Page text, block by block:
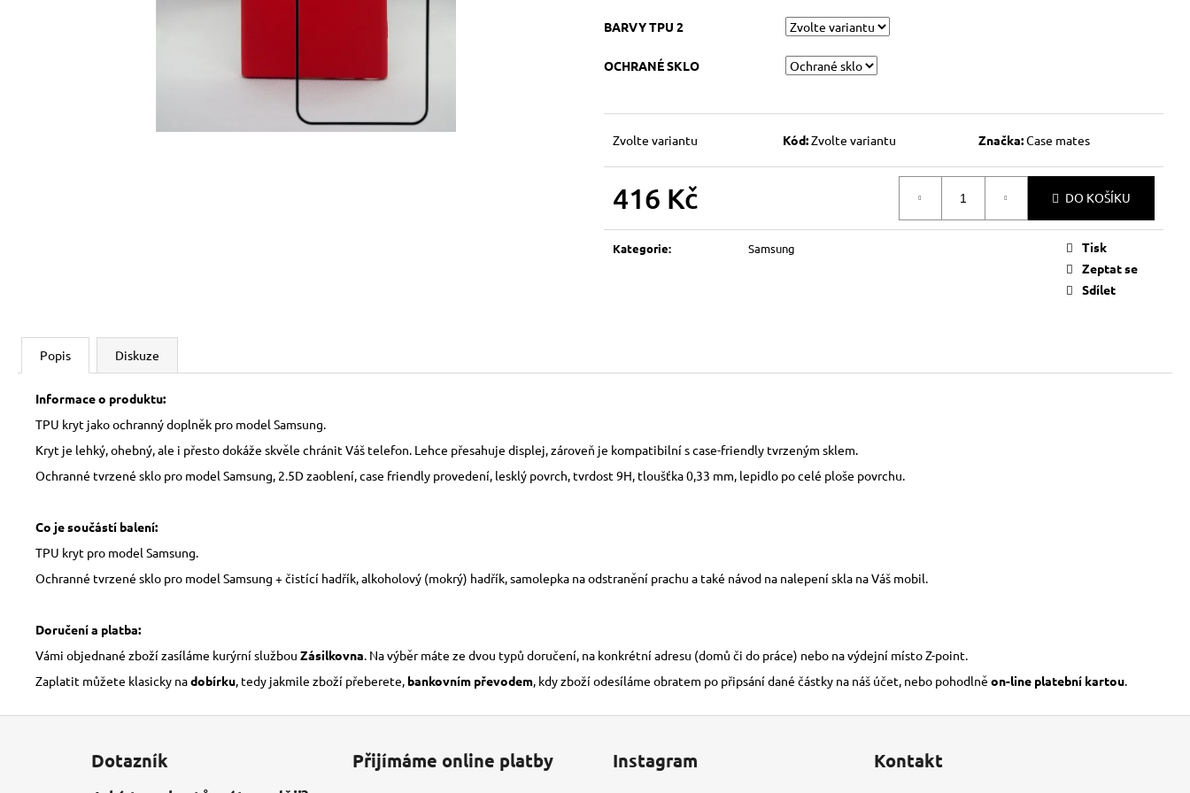
BARVY TPU 2
OCHRANÉ SKLO
Zvolte variantu Kód:Zvolte variantu Značka:Case mates
416 Kč DO KOŠÍKU
Kategorie: Samsung
Tisk
Zeptat se
Sdílet
Popis Diskuze
Informace o produktu:
TPU kryt jako ochranný doplněk pro model Samsung.
Kryt je lehký, ohebný, ale i přesto dokáže skvěle chránit Váš telefon. Lehce přesahuje displej, zároveň je kompatibilní s case-friendly tvrzeným sklem.
Ochranné tvrzené sklo pro model Samsung, 2.5D zaoblení, case friendly provedení, lesklý povrch, tvrdost 9H, tloušťka 0,33 mm, lepidlo po celé ploše povrchu.
Co je součástí balení:
TPU kryt pro model Samsung.
Ochranné tvrzené sklo pro model Samsung + čistící hadřík, alkoholový (mokrý) hadřík, samolepka na odstranění prachu a také návod na nalepení skla na Váš mobil.
Doručení a platba:
Vámi objednané zboží zasíláme kurýrní službou Zásilkovna . Na výběr máte ze dvou typů doručení, na konkrétní adresu (domů či do práce) nebo na výdejní místo Z-point.
Zaplatit můžete klasicky nadobírku , tedy jakmile zboží přeberete, bankovním převodem , kdy zboží odesíláme obratem po připsání dané částky na náš účet, nebo pohodlně on-line platební kartou
Dotazník Přijímáme online platby Instagram Kontakt